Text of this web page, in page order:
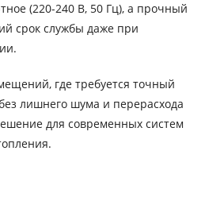
(220-240 В, 50 Гц), а прочный
срок службы даже при
где требуется точный
лишнего шума и перерасхода
для современных систем